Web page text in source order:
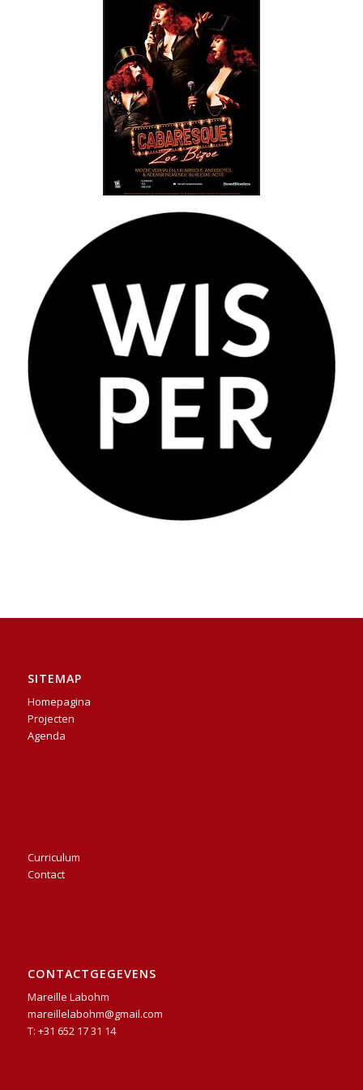
Cabaresque
SITEMAP
Homepagina
Projecten
Agenda
Curriculum
Contact
CONTACTGEGEVENS
Mareille Labohm
mareillelabohm@gmail.com
T: +31 652 17 31 14